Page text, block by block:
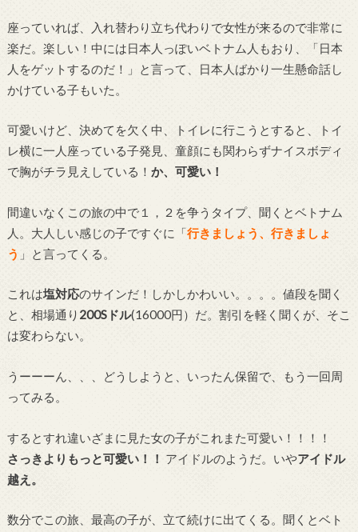
座っていれば、入れ替わり立ち代わりで女性が来るので非常に
楽だ。楽しい！中には日本人っぽいベトナム人もおり、「日本
人をゲットするのだ！」と言って、日本人ばかり一生懸命話し
かけている子もいた。
可愛いけど、決めてを欠く中、トイレに行こうとすると、トイ
レ横に一人座っている子発見、童顔にも関わらずナイスボディ
で胸がチラ見えしている！ か、可愛い！
間違いなくこの旅の中で１，２を争うタイプ、聞くとベトナム
人。大人しい感じの子ですぐに「行きましょう、行きましょ
う 」と言ってくる。
これは塩対応のサインだ！しかしかわいい。。。。値段を聞く
と、相場通り 200Sドル(16000円）だ。割引を軽く聞くが、そこ
は変わらない。
うーーーん、、、どうしようと、いったん保留で、もう一回周
ってみる。
するとすれ違いざまに見た女の子がこれまた可愛い！！！！
さっきよりもっと可愛い！！ アイドルのようだ。いやアイドル
越え。
数分でこの旅、最高の子が、立て続けに出てくる。聞くとベト